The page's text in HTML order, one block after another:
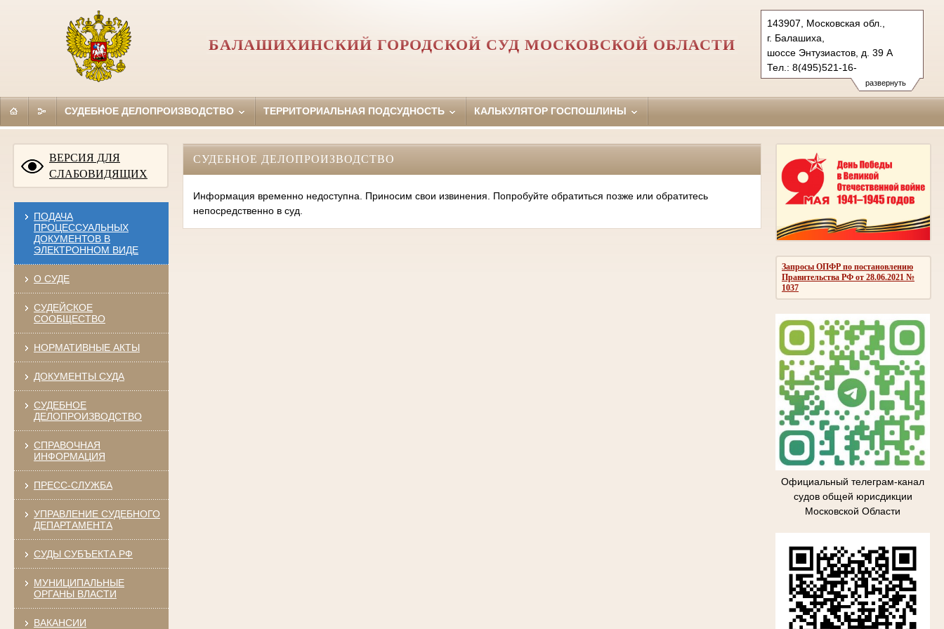
развернуть
143907, Московская обл.,
г. Балашиха,
шоссе Энтузиастов, д. 39 А
Тел.: 8(495)521-16-
71 (приемная суда), 529-33-84
Balashihinsky.mo@sudrf.ru
БАЛАШИХИНСКИЙ ГОРОДСКОЙ СУД МОСКОВСКОЙ ОБЛАСТИ
СУДЕБНОЕ ДЕЛОПРОИЗВОДСТВО ТЕРРИТОРИАЛЬНАЯ ПОДСУДНОСТЬ КАЛЬКУЛЯТОР ГОСПОШЛИНЫ
ВЕРСИЯ ДЛЯ
СЛАБОВИДЯЩИХ
ПОДАЧА
ПРОЦЕССУАЛЬНЫХ
ДОКУМЕНТОВ В
ЭЛЕКТРОННОМ ВИДЕ
О СУДЕ
СУДЕЙСКОЕ
СООБЩЕСТВО
НОРМАТИВНЫЕ АКТЫ
ДОКУМЕНТЫ СУДА
СУДЕБНОЕ
ДЕЛОПРОИЗВОДСТВО
СПРАВОЧНАЯ
ИНФОРМАЦИЯ
ПРЕСС-СЛУЖБА
УПРАВЛЕНИЕ СУДЕБНОГО
ДЕПАРТАМЕНТА
СУДЫ СУБЪЕКТА РФ
МУНИЦИПАЛЬНЫЕ
ОРГАНЫ ВЛАСТИ
ВАКАНСИИ
Запросы ОПФР по постановлению
Правительства РФ от 28.06.2021 №
1037
Официальный телеграм-канал
судов общей юрисдикции
Московской Области
СУДЕБНОЕ ДЕЛОПРОИЗВОДСТВО
Информация временно недоступна. Приносим свои извинения. Попробуйте обратиться позже или обратитесь
непосредственно в суд.